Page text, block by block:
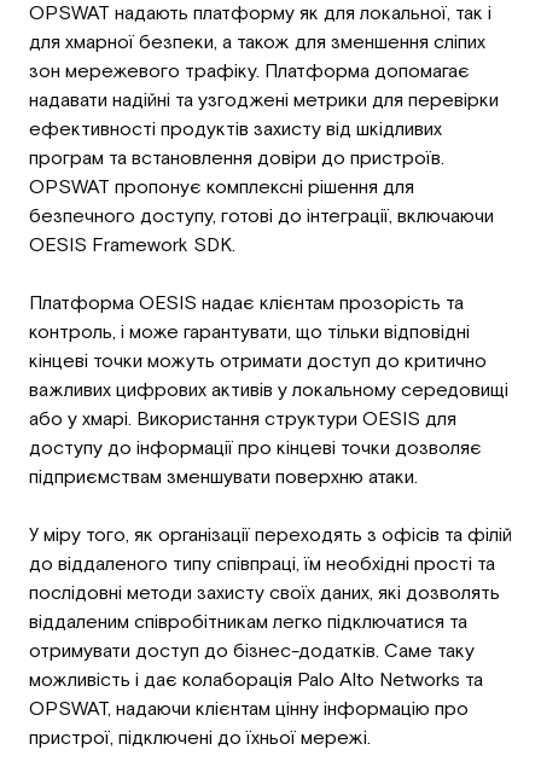
OPSWAT надають платформу як для локальної, так і
для хмарної безпеки, а також для зменшення сліпих
зон мережевого трафіку. Платформа допомагає
надавати надійні та узгоджені метрики для перевірки
ефективності продуктів захисту від шкідливих
програм та встановлення довіри до пристроїв.
OPSWAT пропонує комплексні рішення для
безпечного доступу, готові до інтеграції, включаючи
OESIS Framework SDK.
Платформа OESIS надає клієнтам прозорість та
контроль, і може гарантувати, що тільки відповідні
кінцеві точки можуть отримати доступ до критично
важливих цифрових активів у локальному середовищі
або у хмарі. Використання структури OESIS для
доступу до інформації про кінцеві точки дозволяє
підприємствам зменшувати поверхню атаки.
У міру того, як організації переходять з офісів та філій
до віддаленого типу співпраці, їм необхідні прості та
послідовні методи захисту своїх даних, які дозволять
віддаленим співробітникам легко підключатися та
отримувати доступ до бізнес-додатків. Саме таку
можливість і дає колаборація Palo Alto Networks та
OPSWAT, надаючи клієнтам цінну інформацію про
пристрої, підключені до їхньої мережі.